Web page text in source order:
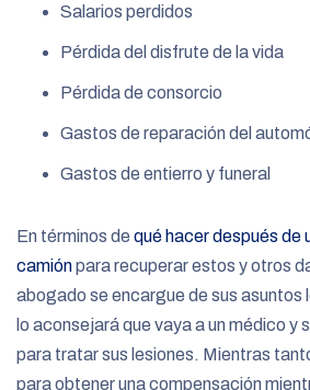
Salarios perdidos
Pérdida del disfrute de la vida
Pérdida de consorcio
Gastos de reparación del
Gastos de entierro y funeral
En términos de qué hacer después de
camiónpara recuperar estos y otros
abogado se encargue de sus asuntos
lo aconsejará que vaya a un médico y
para tratar sus lesiones. Mientras
para obtener una compensación